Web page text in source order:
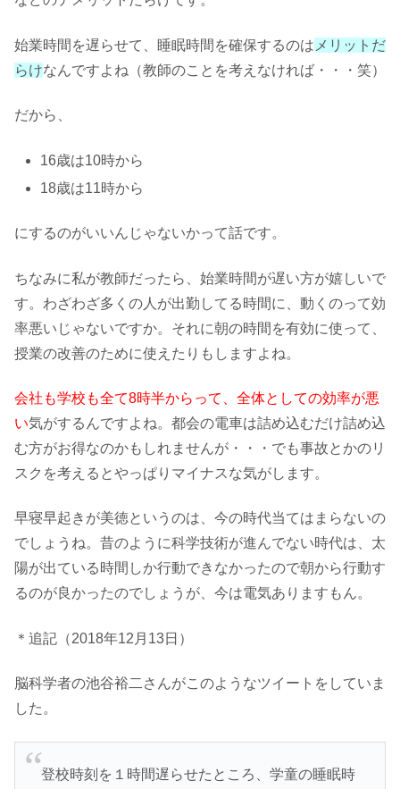
始業時間を遅らせて、睡眠時間を確保するのは メリットだ
らけなんですよね（教師のことを考えなければ・・・笑）
だから、
16歳は10時から
18歳は11時から
にするのがいいんじゃないかって話です。
ちなみに私が教師だったら、始業時間が遅い方が嬉しいで
す。わざわざ多くの人が出勤してる時間に、動くのって効
率悪いじゃないですか。それに朝の時間を有効に使って、
授業の改善のために使えたりもしますよね。
会社も学校も全て8時半からって、全体としての効率が悪
い気がするんですよね。都会の電車は詰め込むだけ詰め込
む方がお得なのかもしれませんが・・・でも事故とかのリ
スクを考えるとやっぱりマイナスな気がします。
早寝早起きが美徳というのは、今の時代当てはまらないの
でしょうね。昔のように科学技術が進んでない時代は、太
陽が出ている時間しか行動できなかったので朝から行動す
るのが良かったのでしょうが、今は電気ありますもん。
＊追記（2018年12月13日）
脳科学者の池谷裕二さんがこのようなツイートをしていま
した。
登校時刻を１時間遅らせたところ、学童の睡眠時